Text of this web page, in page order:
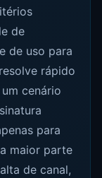
de
de uso para
rápido
cenário
para
maior parte
de canal,